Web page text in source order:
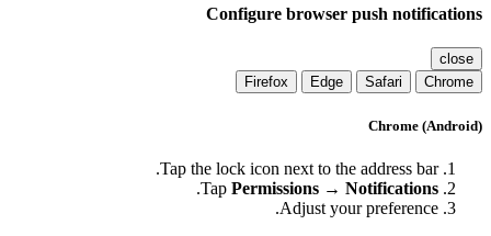
Configure browser push notifications
close
Chrome
Safari
Edge
Firefox
Chrome (Android)
Tap the lock icon next to the address bar.
Tap Permissions → Notifications
.
Adjust your preference.